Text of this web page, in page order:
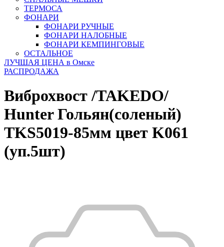
ТЕРМОСА
ФОНАРИ
ФОНАРИ РУЧНЫЕ
ФОНАРИ НАЛОБНЫЕ
ФОНАРИ КЕМПИНГОВЫЕ
ОСТАЛЬНОЕ
ЛУЧШАЯ ЦЕНА в Омске
РАСПРОДАЖА
Виброхвост /TAKEDO/
Hunter Гольян(соленый)
TKS5019-85мм цвет K061
(уп.5шт)